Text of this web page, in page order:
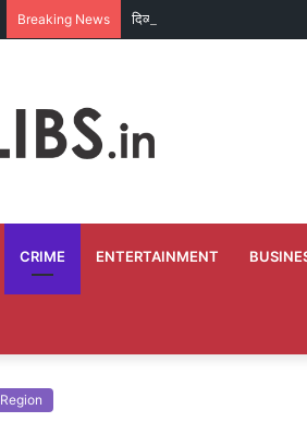
Breaking News दिव्यांग भृत्य ने अपने 10 वर्ष के
CRIME ENTERTAINMENT
Region